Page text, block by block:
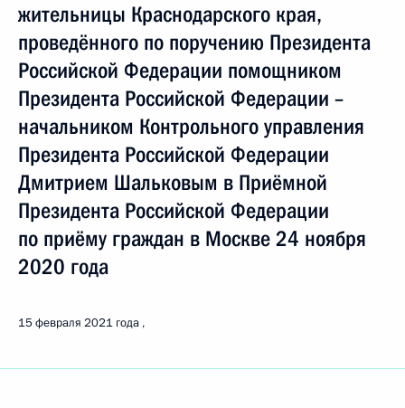
жительницы Краснодарского края,
проведённого по поручению Президента
Российской Федерации помощником
Президента Российской Федерации –
начальником Контрольного управления
Президента Российской Федерации
Дмитрием Шальковым в Приёмной
Президента Российской Федерации
по приёму граждан в Москве 24 ноября
2020 года
15 февраля 2021 года